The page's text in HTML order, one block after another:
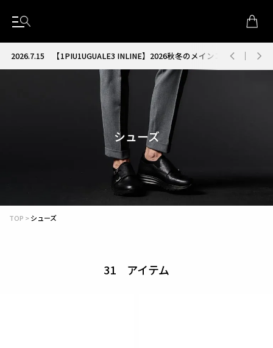
2026.7.15【1PIU1UGUALE3 INLINE】2026秋冬のメインコレクションが
シューズ
TOP シューズ
31